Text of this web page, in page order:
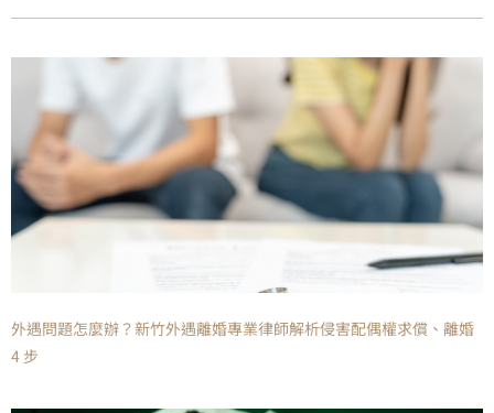
外遇問題怎麼辦？新竹外遇離婚專業律師解析侵害配偶權求償、離婚
4 步